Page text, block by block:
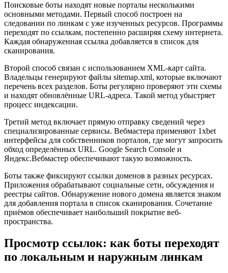
Поисковые боты находят новые порталы несколькими
основными методами. Первый способ построен на
следовании по линкам с уже изученных ресурсов. Программы
переходят по ссылкам, постепенно расширяя схему интернета.
Каждая обнаруженная ссылка добавляется в список для
сканирования.
Второй способ связан с использованием XML-карт сайта.
Владельцы генерируют файлы sitemap.xml, которые включают
перечень всех разделов. Боты регулярно проверяют эти схемы
и находят обновлённые URL-адреса. Такой метод убыстряет
процесс индексации.
Третий метод включает прямую отправку сведений через
специализированные сервисы. Вебмастера применяют 1xbet
интерфейсы для собственников порталов, где могут запросить
обход определённых URL. Google Search Console и
Яндекс.Вебмастер обеспечивают такую возможность.
Боты также фиксируют ссылки доменов в разных ресурсах.
Приложения обрабатывают социальные сети, обсуждения и
реестры сайтов. Обнаружение нового домена является знаком
для добавления портала в список сканирования. Сочетание
приёмов обеспечивает наибольший покрытие веб-
пространства.
Просмотр ссылок: как боты переходят
по локальным и наружным линкам